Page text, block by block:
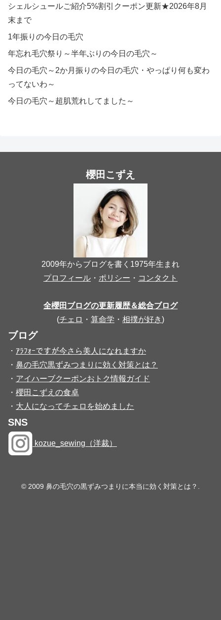
シェルシュールご紹介5%割引クーポン更新★2026年8月
末まで
1年振りの今日の毛穴
年忘れ毛穴祭り～半年ぶりの今日の毛穴～
今日の毛穴～2か月振りの今日の毛穴・やっぱり何も変わ
ってないわ～
今日の毛穴～超肌荒れしてました～
櫻田こずえ
2009年からブログを書く1975年生まれ
プロフィール ・ ポリシー ・ コンタクト
全櫻田ブログの更新履歴＆総合ブログ
(チェロ ・ 算命学 ・ 相撲が好き)
ブログ
・ ｱﾗﾌｫｰですが今さら美人になれますか
・ 鼻の毛穴黒ずみつまりに効く対策とは？
・ アイハーブクーポンおトク情報ガイド
・ 櫻田こずえの食卓
・ 大人になってチェロを始めました
SNS
kozue_sewing（洋裁）
© 2009 鼻の毛穴の黒ずみつまりに本当に効く対策とは？.